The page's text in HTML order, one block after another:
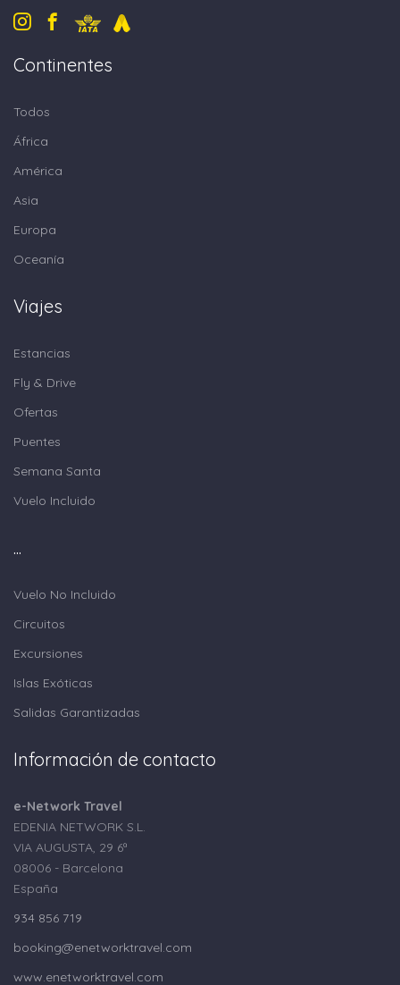
Continentes
Todos
África
América
Asia
Europa
Oceanía
Viajes
Estancias
Fly & Drive
Ofertas
Puentes
Semana Santa
Vuelo Incluido
...
Vuelo No Incluido
Circuitos
Excursiones
Islas Exóticas
Salidas Garantizadas
Información de contacto
e-Network Travel
EDENIA NETWORK S.L.
VIA AUGUSTA, 29 6ª
08006 - Barcelona
España
934 856 719
booking@enetworktravel.com
www.enetworktravel.com